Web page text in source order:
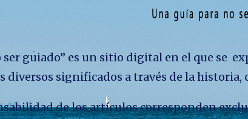
ser guiado” es un sitio digital en el que se
diversos significados a través de la
de los artículos corresponden